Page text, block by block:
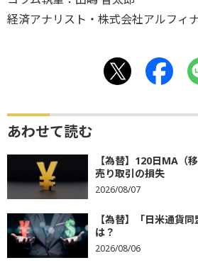
経済アナリスト・株式会社アルフ
あわせて読む
【為替】120日MA（
売り取引の損失
2026/08/07
【為替】「日米通貨
は？
2026/08/06